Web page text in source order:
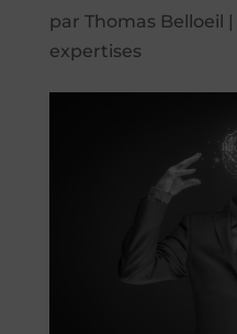
par Thomas Belloeil |
expertises